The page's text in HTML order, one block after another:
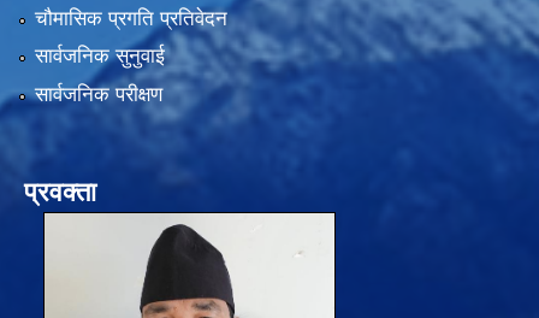
चौमासिक प्रगति प्रतिवेदन
सार्वजनिक सुनुवाई
सार्वजनिक परीक्षण
प्रवक्ता